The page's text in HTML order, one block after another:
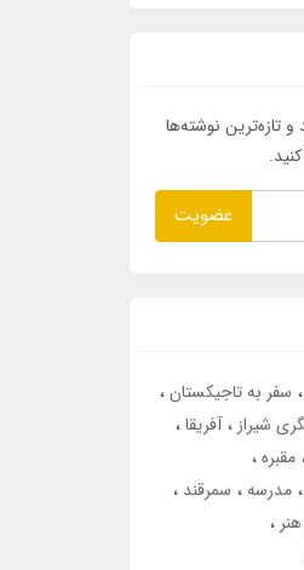
تازه‌ترین نوشته‌ها
عضویت
سفر به تاجیکستان
شیراز آفریقا
مقبره
مدرسه سمرقند